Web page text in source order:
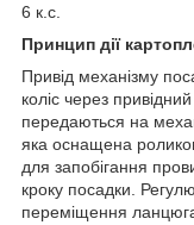
6 к.с.
Принцип дії
Привід механізму
коліс через
передаються на
яка оснащена
для запобігання
кроку посадки.
переміщення ланцюга